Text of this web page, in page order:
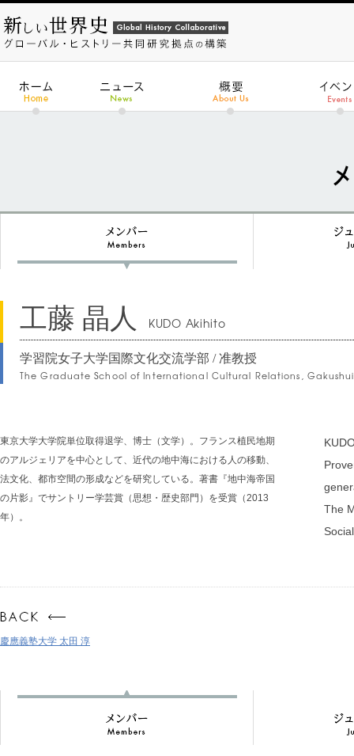
工藤 晶人 KUDO Akihito
学習院女子大学国際文化交流学部 / 准教授
The Graduate School of International Cultural Relations,
東京大学大学院単位取得退学、博士（文学）。フランス植民地期
のアルジェリアを中心として、近代の地中海における人の移動、
法文化、都市空間の形成などを研究している。著書『地中海帝国
の片影』でサントリー学芸賞（思想・歴史部門）を受賞（2013
年）。
The
慶應義塾大学 太田 淳